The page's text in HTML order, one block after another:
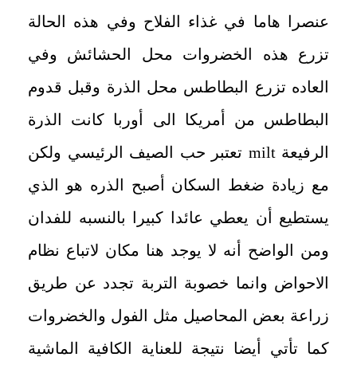
عنصرا هاما في غذاء الفلاح وفي هذه الحالة
تزرع هذه الخضروات محل الحشائش وفي
العاده تزرع البطاطس محل الذرة وقبل قدوم
البطاطس من أمريكا الى أوربا كانت الذرة
الرفيعة milt
تعتبر حب الصيف الرئيسي ولكن
مع زيادة ضغط السكان أصبح الذره هو الذي
يستطيع أن يعطي عائدا كبيرا بالنسبه للفدان
ومن الواضح أنه لا يوجد هنا مكان لاتباع نظام
الاحواض وانما خصوبة التربة تجدد عن طريق
زراعة بعض المحاصيل مثل الفول والخضروات
كما تأتي أيضا نتيجة للعناية الكافية الماشية